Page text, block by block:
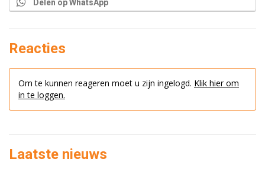
Delen op WhatsApp
Reacties
Om te kunnen reageren moet u zijn ingelogd. Klik hier om
in te loggen.
Laatste nieuws